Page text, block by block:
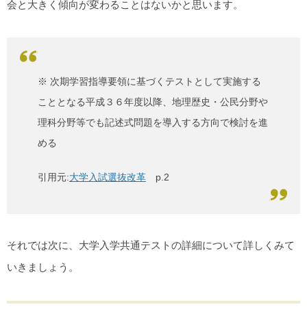
会と大きく傾向が変わることはないかと思います。
※ 次期学習指導要領に基づくテストとして実施する
こととなる平成３６年度以降、地理歴史・公民分野や
理科分野等でも記述式問題を導入する方向で検討を進
める
引用元:大学入試選抜改革 p.2
それでは次に、大学入学共通テストの詳細について詳しくみて
いきましょう。